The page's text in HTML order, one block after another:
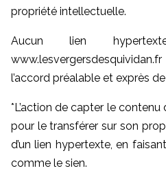
propriété intellectuelle.
Aucun lien
l’accord préalable et exprès de
*L’action de capter le contenu
pour le transférer sur son
d’un lien hypertexte, en
comme le sien.